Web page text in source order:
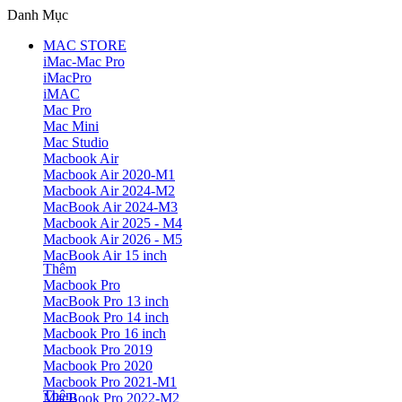
Danh Mục
MAC STORE
iMac-Mac Pro
iMacPro
iMAC
Mac Pro
Mac Mini
Mac Studio
Macbook Air
Macbook Air 2020-M1
Macbook Air 2024-M2
MacBook Air 2024-M3
Macbook Air 2025 - M4
Macbook Air 2026 - M5
MacBook Air 15 inch
Thêm
Macbook Pro
MacBook Pro 13 inch
MacBook Pro 14 inch
Macbook Pro 16 inch
Macbook Pro 2019
Macbook Pro 2020
Macbook Pro 2021-M1
MacBook Pro 2022-M2
Thêm